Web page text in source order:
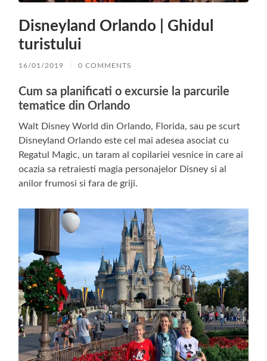
Disneyland Orlando | Ghidul
turistului
16/01/2019 / 0 COMMENTS
Cum sa planificati o excursie la parcurile
tematice din Orlando
Walt Disney World din Orlando, Florida, sau pe scurt
Disneyland Orlando este cel mai adesea asociat cu
Regatul Magic, un taram al copilariei vesnice in care ai
ocazia sa retraiesti magia personajelor Disney si al
anilor frumosi si fara de griji.